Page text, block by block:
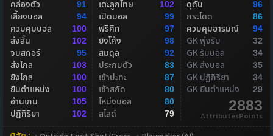
คล่องตัว 91
เลี้ยงบอล 94
ควบคุมบอล 100
ส่งสั้น 102
จบสกอร์ 95
ส่งไกล 103
ยิงไกล 100
ยืนตำแหน่ง 100
อ่านเกม 105
ปฏิกิริยา 102
เตะลูกโทษ 102
เปิดบอล 99
ฟรีคิก 97
ยิงโค้ง 98
สมดุล 92
ประกบตัว 83
เข้าปะทะ 87
เข้าสกัด 80
โหม่งบอล 80
สไลด์ 79
ดุดัน 96
กระโดด 86
ควบคุมอารมณ์ 94
GK พุ่งรับ 32
GK รับบอล 34
GK ส่งบอล 35
GK ปฏิกิริยา 34
GK ยืนตำแหน่ง 29
2883
AttributesPoints